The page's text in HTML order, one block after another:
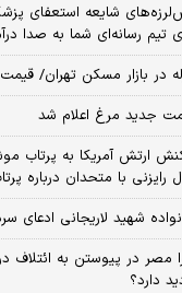
شایعه استعفای
تیم رسانه‌ای شما به صدا
در بازار مسکن تهران/ قیمت‌ها ۲ برابر شد، خریدار
جدید مرغ اعلام شد
ارتش آمریکا به پرتاب
رایزنی با متحدان درباره
شهید لاریجانی ادعای
مصر در پیوستن به ائتلاف
دارد؟